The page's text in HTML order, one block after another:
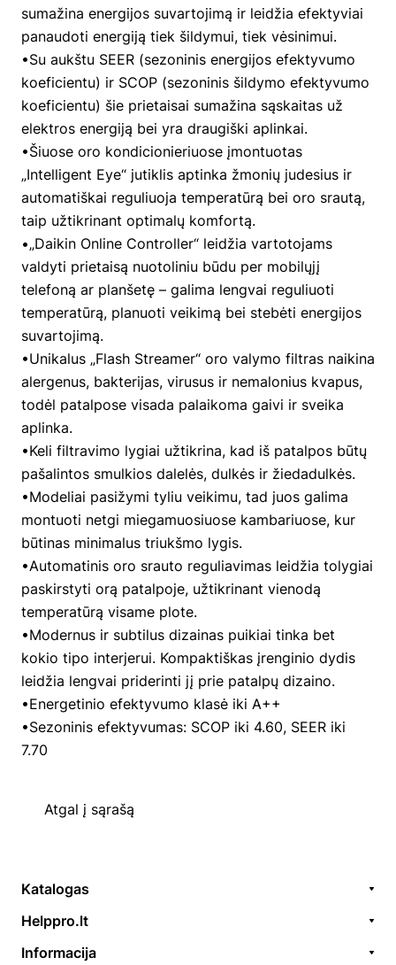
sumažina energijos suvartojimą ir leidžia efektyviai
panaudoti energiją tiek šildymui, tiek vėsinimui.
•Su aukštu SEER (sezoninis energijos efektyvumo
koeficientu) ir SCOP (sezoninis šildymo efektyvumo
koeficientu) šie prietaisai sumažina sąskaitas už
elektros energiją bei yra draugiški aplinkai.
•Šiuose oro kondicionieriuose įmontuotas
„Intelligent Eye“ jutiklis aptinka žmonių judesius ir
automatiškai reguliuoja temperatūrą bei oro srautą,
taip užtikrinant optimalų komfortą.
•„Daikin Online Controller“ leidžia vartotojams
valdyti prietaisą nuotoliniu būdu per mobilųjį
telefoną ar planšetę – galima lengvai reguliuoti
temperatūrą, planuoti veikimą bei stebėti energijos
suvartojimą.
•Unikalus „Flash Streamer“ oro valymo filtras naikina
alergenus, bakterijas, virusus ir nemalonius kvapus,
todėl patalpose visada palaikoma gaivi ir sveika
aplinka.
•Keli filtravimo lygiai užtikrina, kad iš patalpos būtų
pašalintos smulkios dalelės, dulkės ir žiedadulkės.
•Modeliai pasižymi tyliu veikimu, tad juos galima
montuoti netgi miegamuosiuose kambariuose, kur
būtinas minimalus triukšmo lygis.
•Automatinis oro srauto reguliavimas leidžia tolygiai
paskirstyti orą patalpoje, užtikrinant vienodą
temperatūrą visame plote.
•Modernus ir subtilus dizainas puikiai tinka bet
kokio tipo interjerui. Kompaktiškas įrenginio dydis
leidžia lengvai priderinti jį prie patalpų dizaino.
•Energetinio efektyvumo klasė iki A++
•Sezoninis efektyvumas: SCOP iki 4.60, SEER iki
7.70
Atgal į sąrašą
Katalogas
Prekės / aksesuarai
Akcijos
Helppro.lt
Informacija